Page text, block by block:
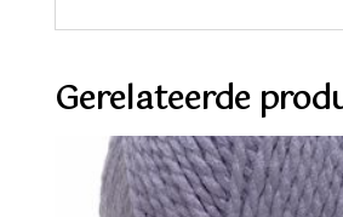
Gerelateerde